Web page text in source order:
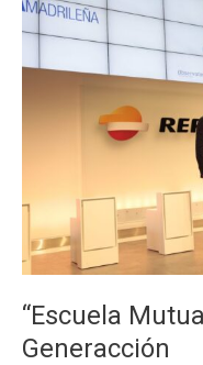
en
las
políticas
Foro
RRHH
“Escuela
Generacción